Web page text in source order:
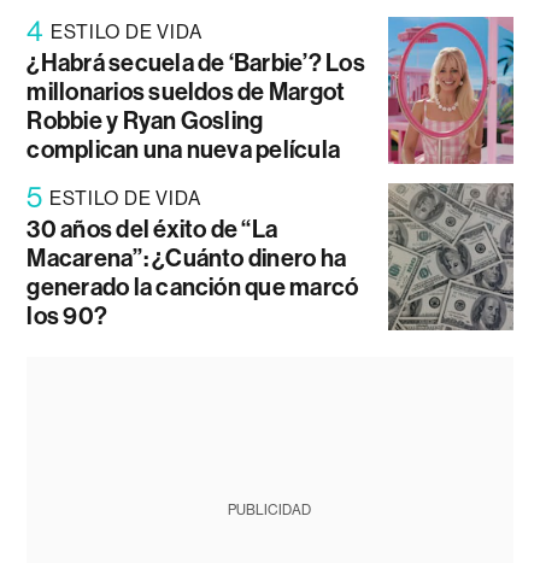
4 ESTILO DE VIDA
¿Habrá secuela de ‘Barbie’? Los
millonarios sueldos de Margot
Robbie y Ryan Gosling
complican una nueva película
5 ESTILO DE VIDA
30 años del éxito de “La
Macarena”: ¿Cuánto dinero ha
generado la canción que marcó
los 90?
PUBLICIDAD